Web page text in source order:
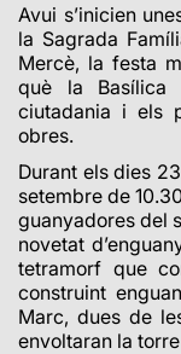
Avui s’inicien
la Sagrada
Mercè, la festa
què la Basílica
ciutadania i els
obres.
Durant els dies
setembre de
guanyadores del
novetat
tetramorf que
construint
Marc, dues de
envoltaran la